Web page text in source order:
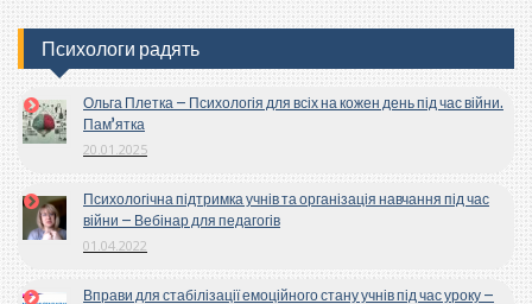
Психологи радять
Ольга Плетка – Психологія для всіх на кожен день під час війни.
Пам’ятка
20.01.2025
Психологічна підтримка учнів та організація навчання під час
війни – Вебінар для педагогів
01.04.2022
Вправи для стабілізації емоційного стану учнів під час уроку –